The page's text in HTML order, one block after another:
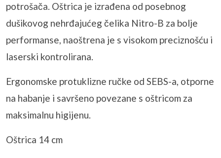
potrošača. Oštrica je izrađena od posebnog
dušikovog nehrđajućeg čelika Nitro-B za bolje
performanse, naoštrena je s visokom preciznošću i
laserski kontrolirana.
Ergonomske protuklizne ručke od SEBS-a, otporne
na habanje i savršeno povezane s oštricom za
maksimalnu higijenu.
Oštrica 14 cm